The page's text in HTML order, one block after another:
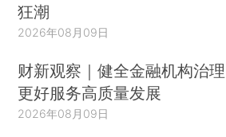
狂潮
2026年08月09日
财新观察｜健全金融机构治理
更好服务高质量发展
2026年08月09日